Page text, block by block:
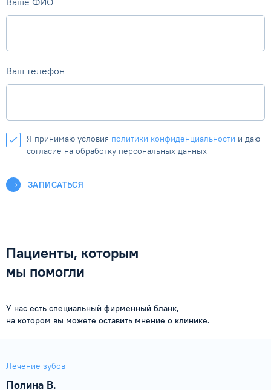
Ваш телефон
Я принимаю условия политики конфиденциальности и даю
согласие на обработку персональных данных
ЗАПИСАТЬСЯ
Пациенты, которым
мы помогли
У нас есть специальный фирменный бланк,
на котором вы можете оставить мнение о клинике.
Лечение зубов
Полина В.